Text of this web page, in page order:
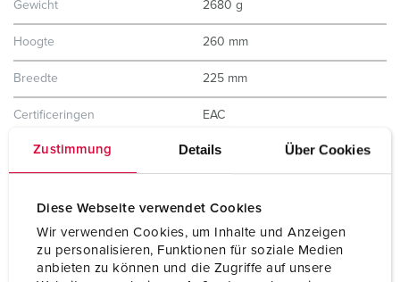
Zustimmung Details Über Cookies
Diese Webseite verwendet Cookies
Wir verwenden Cookies, um Inhalte und Anzeigen
zu personalisieren, Funktionen für soziale Medien
anbieten zu können und die Zugriffe auf unsere
Gewicht 2680 g
Hoogte 260 mm
Breedte 225 mm
Certificeringen EAC
Combinatie uit voorraad D